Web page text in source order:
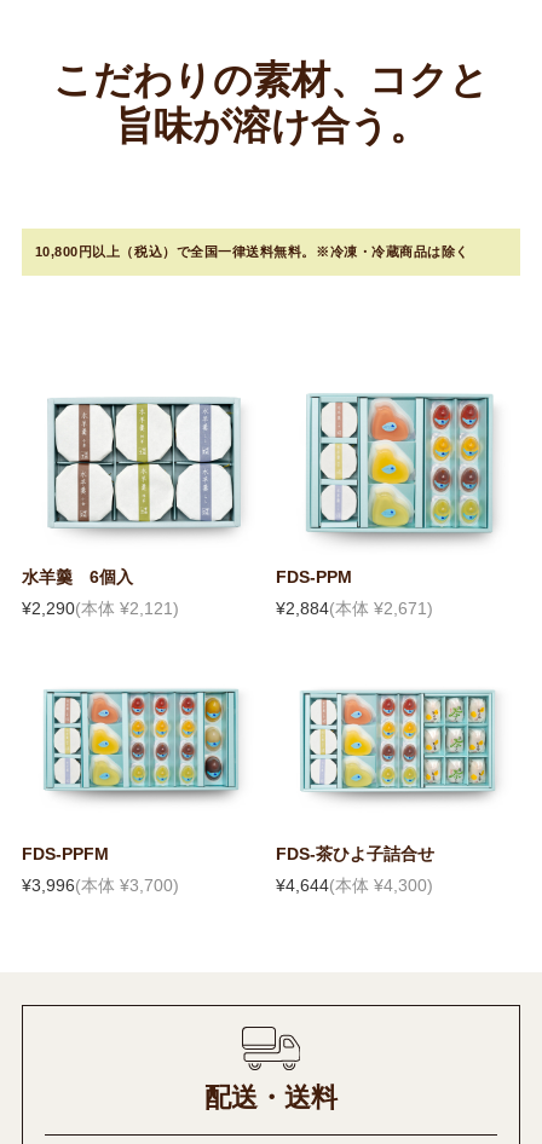
こだわりの素材、コクと
旨味が溶け合う。
10,800円以上（税込）で全国一律送料無料。※冷凍・冷蔵商品は除く
水羊羹 6個入
¥2,290(本体 ¥2,121)
FDS-PPM
¥2,884(本体 ¥2,671)
FDS-PPFM
¥3,996(本体 ¥3,700)
FDS-茶ひよ子詰合せ
¥4,644(本体 ¥4,300)
配送・送料